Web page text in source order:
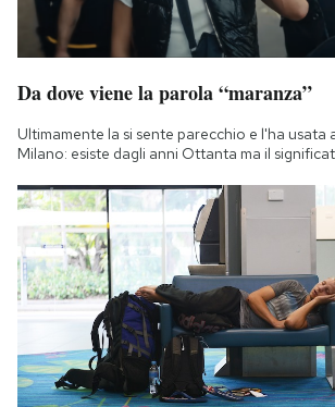
Da dove viene la parola “maranza”
Ultimamente la si sente parecchio e l'ha usata
Milano: esiste dagli anni Ottanta ma il